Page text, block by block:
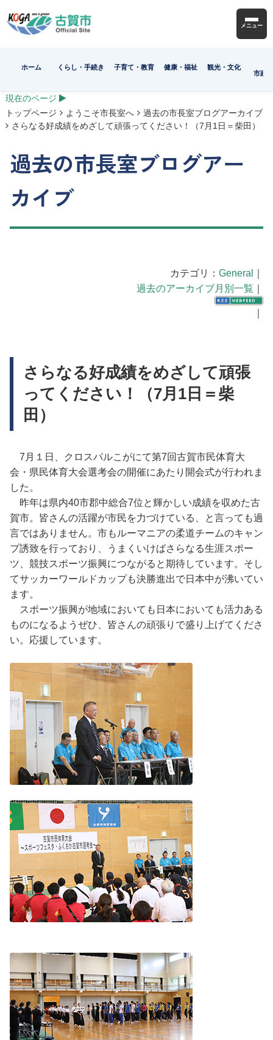
メニュー
ホーム くらし・手続き 子育て・教育 健康・福祉
観光・文化
市政
現在のページ
トップページ
ようこそ市長室へ
過去の市長室ブログアーカイブ
さらなる好成績をめざして頑張ってください！（7月1日＝柴田）
過去の市長室ブログアー
カイブ
カテゴリ： General
過去のアーカイブ月別一覧
さらなる好成績をめざして頑張
ってください！（7月1日＝柴
田）
7月１日、クロスパルこがにて第7回古賀市民体育大
会・県民体育大会選考会の開催にあたり開会式が行われま
した。
昨年は県内40市郡中総合7位と輝かしい成績を収めた古
賀市。皆さんの活躍が市民を力づけている、と言っても過
言ではありません。市もルーマニアの柔道チームのキャン
プ誘致を行っており、うまくいけばさらなる生涯スポー
ツ、競技スポーツ振興につながると期待しています。そし
てサッカーワールドカップも決勝進出で日本中が沸いてい
ます。
スポーツ振興が地域においても日本においても活力ある
ものになるようぜひ、皆さんの頑張りで盛り上げてくださ
い。応援しています。